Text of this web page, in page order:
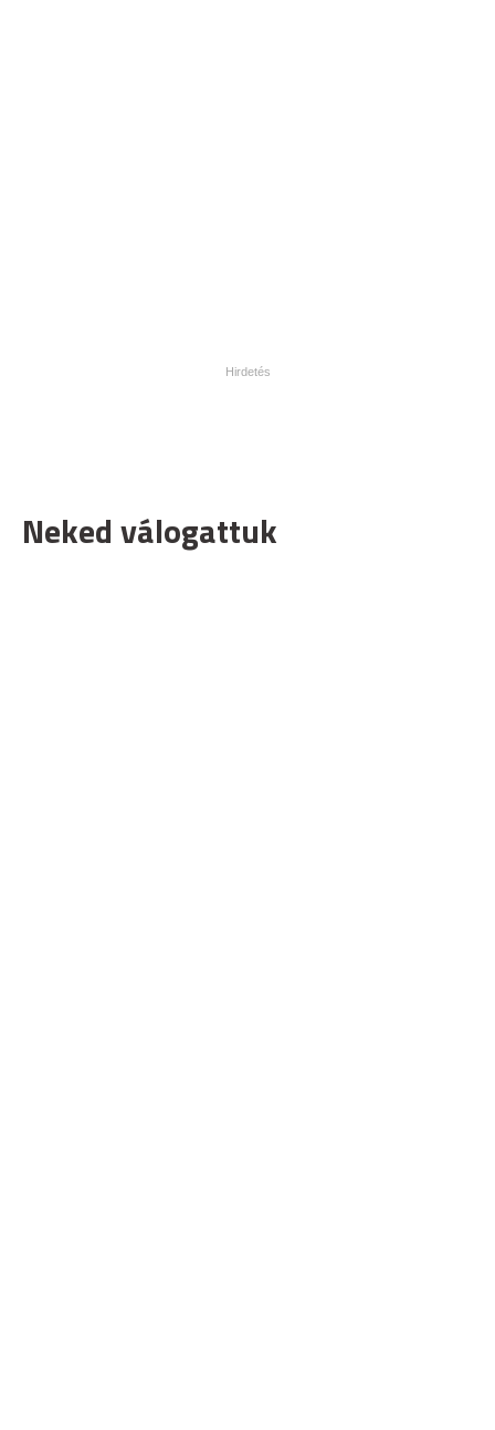
Neked válogattuk